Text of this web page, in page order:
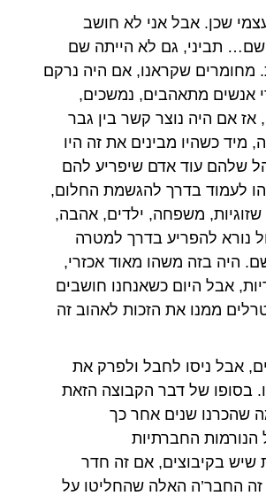
שכן. אבל אני לא חושב
שם… תביני, גם לא הייתה שם
מחומרים שקראנו, אם היה נרקם
אנשים מתאהבים, נמשכים,
אז אם היה נוצר קשר בין גבר
מיד כשהיו מבינים את זה היו
שלהם עוד אדם שיפריע להם
לעמוד בדרך להגשמת החלום,
שזוגיות, משפחה, ילדים, אהבה,
נורא להפריע בדרך למטרה
היה בזה משהו מאוד אכזרי,
אבל היום כשאנחנו חושבים
ממנו את הזכות לאהוב זה
אבל ניסו לחבל ולפרק את
בסופו של דבר הקבוצה הזאת
שהכרנו שנים אחר כך
הנורמות החברתיות
שיש בקיבוצים, אם זה חדר
זה החבר’ה האלה שהחליטו על